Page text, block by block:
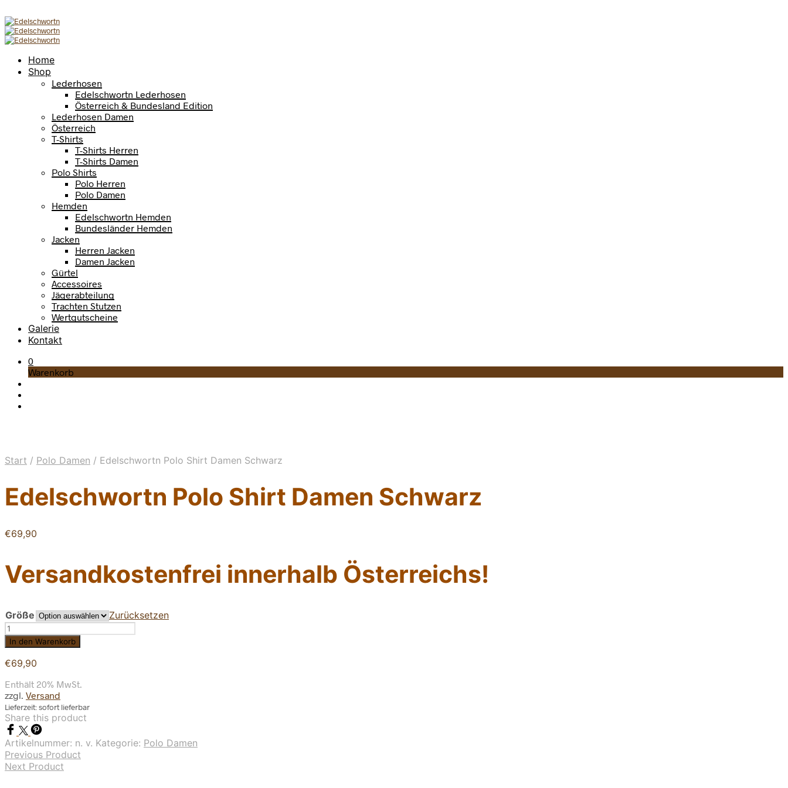
Home
Shop
Lederhosen
Edelschwortn Lederhosen
Österreich & Bundesland Edition
Lederhosen Damen
Österreich
T-Shirts
T-Shirts Herren
T-Shirts Damen
Polo Shirts
Polo Herren
Polo Damen
Hemden
Edelschwortn Hemden
Bundesländer Hemden
Jacken
Herren Jacken
Damen Jacken
Gürtel
Accessoires
Jägerabteilung
Trachten Stutzen
Wertgutscheine
Galerie
Kontakt
0
Warenkorb
Start / Polo Damen / Edelschwortn Polo Shirt Damen Schwarz
Edelschwortn Polo Shirt Damen Schwarz
€69,90
Versandkostenfrei innerhalb Österreichs!
Größe
Zurücksetzen
Edelschwortn
Polo
Shirt
Damen
Menge
In den Warenkorb
€69,90
Enthält 20% MwSt.
zzgl. Versand
Lieferzeit: sofort lieferbar
Share this product
Artikelnummer: n. v. Kategorie: Polo Damen
Previous Product
Next Product